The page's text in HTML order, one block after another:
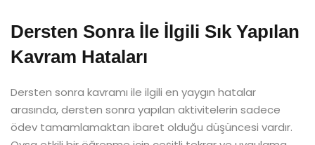
Dersten Sonra İle İlgili Sık Yapılan
Kavram Hataları
Dersten sonra kavramı ile ilgili en yaygın hatalar
arasında, dersten sonra yapılan aktivitelerin sadece
ödev tamamlamaktan ibaret olduğu düşüncesi vardır.